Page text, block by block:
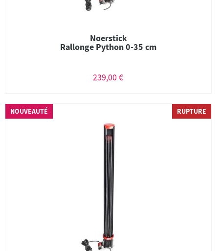
Noerstick
Rallonge Python 0-35 cm
239,00 €
NOUVEAUTÉ RUPTURE